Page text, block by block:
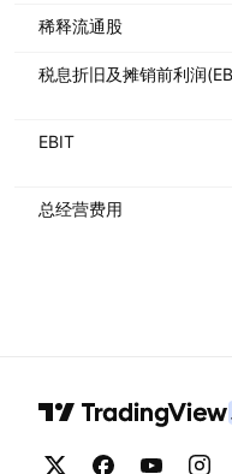
稀释流通股
税息折旧及摊销前利润
EBIT
总经营费用